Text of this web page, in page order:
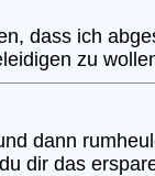
dass ich
zu
dann
dir das